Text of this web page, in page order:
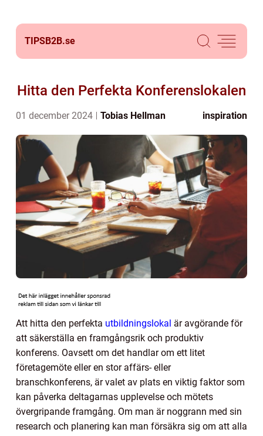
TIPSB2B.se
Hitta den Perfekta Konferenslokalen
01 december 2024 Tobias Hellman inspiration
Att hitta den perfekta utbildningslokal är avgörande för
att säkerställa en framgångsrik och produktiv
konferens. Oavsett om det handlar om ett litet
företagemöte eller en stor affärs- eller
branschkonferens, är valet av plats en viktig faktor som
kan påverka deltagarnas upplevelse och mötets
övergripande framgång. Om man är noggrann med sin
research och planering kan man försäkra sig om att alla